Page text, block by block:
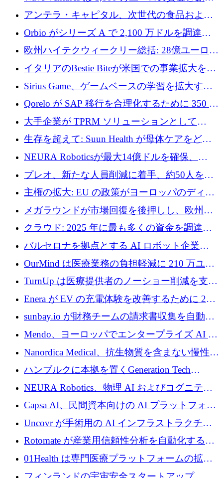
者補助金で 10 周年を迎える
アンテラ・キャピタル、次世代の食品および
アグリテクノロジーのイノベーションを支援
するファンド III の初回クローズ額が 1 億ドル
に到達
Orbio がシリーズ A で 2,100 万ドルを調達、
AI 労働力管理を世界の最前線の労働者に提供
欧州ハイテクウィークリー総括: 28億ユーロの
取引と5月のハイライト
イタリアのBestie Biteが米国での事業拡大を加
速するために150万ユーロを調達
Sirius Game、ゲームベースの学習を拡大する
ために 130 万ユーロの資金調達を完了
Qorelo が SAP 移行を合理化するために 350 万
ドルを調達
大手企業が TPRM ソリューションとして
Vanta を選択する理由
生存を超えて: Suun Health が母体ケアをどの
ように再考しているか
NEURA Roboticsが最大14億ドルを確保、
Bending Spoonsが米国IPOを申請、英国首相が
4億ポンドのチップ計画を発表
プレオ、新たな人員削減に着手、約50人を解
雇
主権の拡大: EU の政策がヨーロッパのディー
プテック戦略をどのように再構築しているか
メガラウンドが市場回復を後押しし、欧州の
ハイテク資金調達は5月に105億ユーロに回復
クラウド: 2025 年に最も多くの資金を調達し
た 10 社
バルセロナを拠点とする AI ロボット企業
Theker が 8,500 万ドルを調達
OurMind は医療業務の負担軽減に 210 万ユー
ロを寄付
TurnUp は医療提供者のノーショー削減を支援
するために 200 万ユーロを調達
Enera が EV の充電体験を改善するために 200
万ドルを調達
sunbay.io が財務チームの請求書収集を自動化
するために 55 万ユーロを調達
Mendo、ヨーロッパでエンタープライズ AI 導
入を拡大するために 1,200 万ユーロを確保
Nanordica Medical、抗生物質を含まない慢性創
傷治療薬を市場に投入するために 160 万ユー
ロを調達
ハンブルクに本拠を置くGeneration Tech
Partnersが5,000万ユーロのAIロールアップファ
NEURA Robotics、物理 AI およびコグニティ
ブ ロボティクス プラットフォームを拡張する
ためにシリーズ C で最大 14 億ドルを確保
Capsa AI、民間資本向けの AI プラットフォー
ムを拡大するために 1,800 万ドルを調達
Uncovr が手術用の AI インフラストラクチャ
を構築するために 700 万ドルを調達
Rotomate が産業用信頼性分析を自動化するた
めに 210 万ユーロを調達
01Health は専門医療プラットフォームの拡大
に 1,500 万ドルを確保